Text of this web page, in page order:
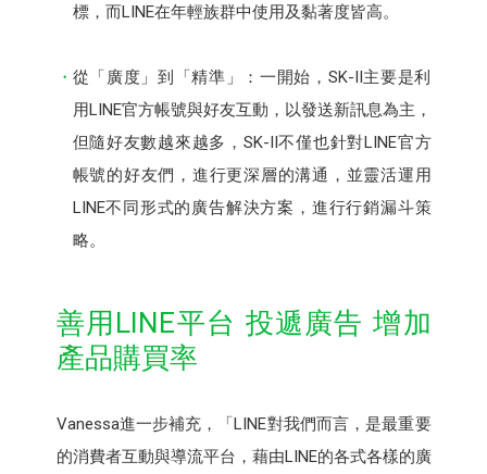
標，而LINE在年輕族群中使用及黏著度皆高。
從「廣度」到「精準」：一開始，SK-II主要是利
用LINE官方帳號與好友互動，以發送新訊息為主，
但隨好友數越來越多，SK-II不僅也針對LINE官方
帳號的好友們，進行更深層的溝通，並靈活運用
LINE不同形式的廣告解決方案，進行行銷漏斗策
略。
善用LINE平台 投遞廣告 增加
產品購買率
Vanessa進一步補充，「LINE對我們而言，是最重要
的消費者互動與導流平台，藉由LINE的各式各樣的廣